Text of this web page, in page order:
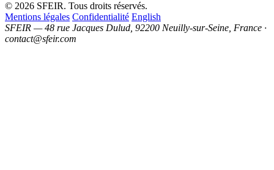
© 2026 SFEIR. Tous droits réservés.
Mentions légales Confidentialité English
SFEIR — 48 rue Jacques Dulud, 92200 Neuilly-sur-Seine, France ·
contact@sfeir.com